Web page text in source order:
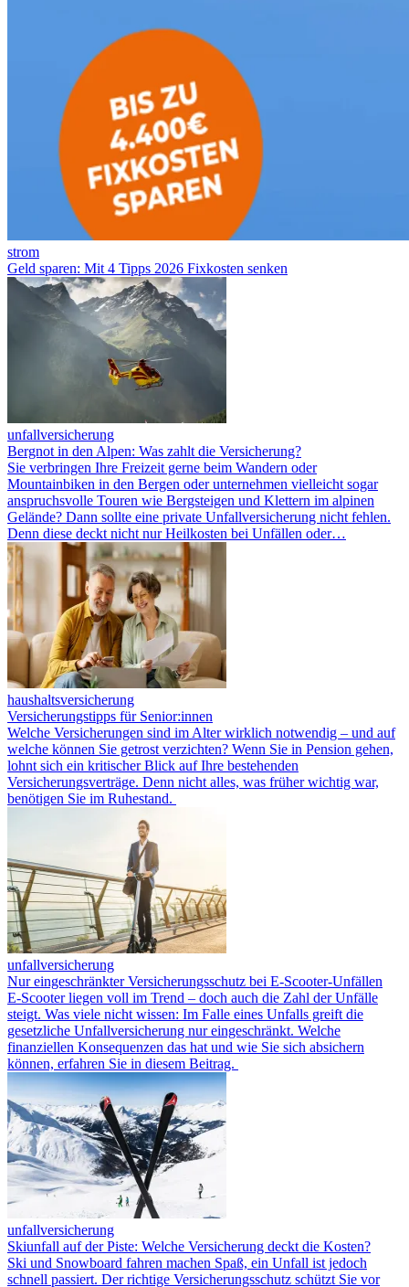
strom
Geld sparen: Mit 4 Tipps 2026 Fixkosten senken
unfallversicherung
Bergnot in den Alpen: Was zahlt die Versicherung?
Sie verbringen Ihre Freizeit gerne beim Wandern oder
Mountainbiken in den Bergen oder unternehmen vielleicht sogar
anspruchsvolle Touren wie Bergsteigen und Klettern im alpinen
Gelände? Dann sollte eine private Unfallversicherung nicht fehlen.
Denn diese deckt nicht nur Heilkosten bei Unfällen oder…
haushaltsversicherung
Versicherungstipps für Senior:innen
Welche Versicherungen sind im Alter wirklich notwendig – und auf
welche können Sie getrost verzichten? Wenn Sie in Pension gehen,
lohnt sich ein kritischer Blick auf Ihre bestehenden
Versicherungsverträge. Denn nicht alles, was früher wichtig war,
benötigen Sie im Ruhestand.
unfallversicherung
Nur eingeschränkter Versicherungsschutz bei E-Scooter-Unfällen
E-Scooter liegen voll im Trend – doch auch die Zahl der Unfälle
steigt. Was viele nicht wissen: Im Falle eines Unfalls greift die
gesetzliche Unfallversicherung nur eingeschränkt. Welche
finanziellen Konsequenzen das hat und wie Sie sich absichern
können, erfahren Sie in diesem Beitrag.
unfallversicherung
Skiunfall auf der Piste: Welche Versicherung deckt die Kosten?
Ski und Snowboard fahren machen Spaß, ein Unfall ist jedoch
schnell passiert. Der richtige Versicherungsschutz schützt Sie vor